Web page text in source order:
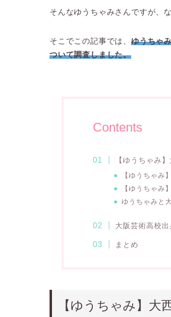
そんなゆうちゃみさんですが、
そこでこの記事では、 ゆうちゃ
ついて調査しました。
Contents
【ゆうちゃみ
【ゆうちゃみ
【ゆうちゃみ
ゆうちゃみと
大阪芸術高校
まとめ
【ゆうちゃみ】大